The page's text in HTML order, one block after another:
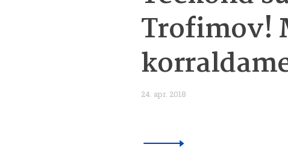
Trofimov!
24. apr. 2018